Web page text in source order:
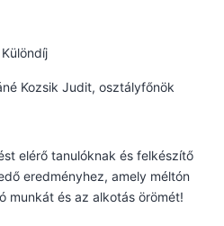
Kozsik Judit, osztályfőnök
elérő tanulóknak és felkészítő
eredményhez, amely méltón
munkát és az alkotás örömét!